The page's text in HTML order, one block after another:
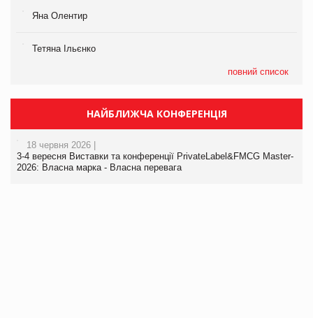
Яна Олентир
Тетяна Ільєнко
повний список
НАЙБЛИЖЧА КОНФЕРЕНЦІЯ
18 червня 2026 |
3-4 вересня Виставки та конференції PrivateLabel&FMCG Master-
2026: Власна марка - Власна перевага